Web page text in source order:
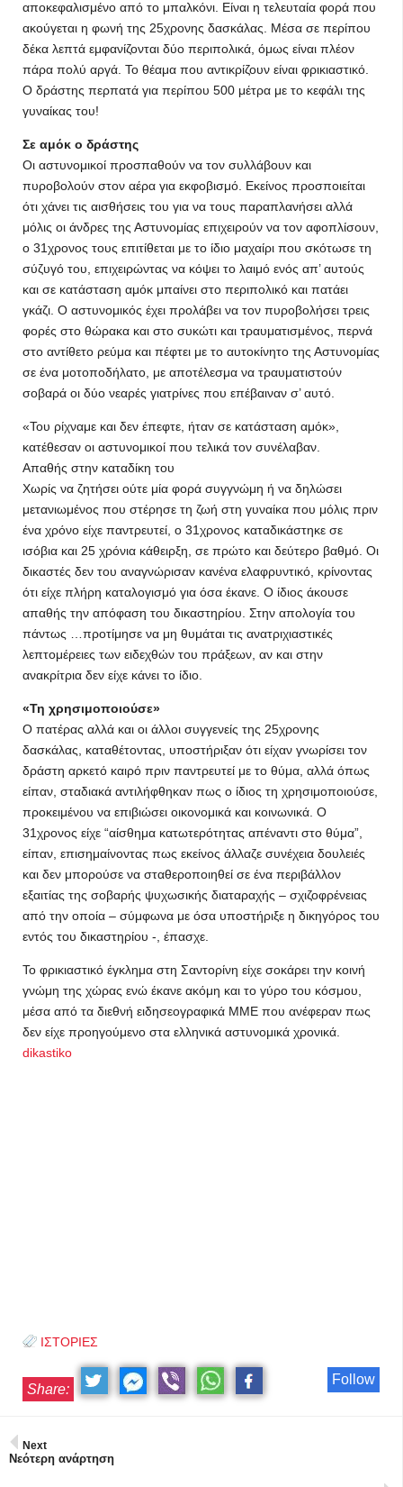
αποκεφαλισμένο από το μπαλκόνι. Είναι η τελευταία φορά που
ακούγεται η φωνή της 25χρονης δασκάλας. Μέσα σε περίπου
δέκα λεπτά εμφανίζονται δύο περιπολικά, όμως είναι πλέον
πάρα πολύ αργά. Το θέαμα που αντικρίζουν είναι φρικιαστικό.
Ο δράστης περπατά για περίπου 500 μέτρα με το κεφάλι της
γυναίκας του!
Σε αμόκ ο δράστης
Οι αστυνομικοί προσπαθούν να τον συλλάβουν και
πυροβολούν στον αέρα για εκφοβισμό. Εκείνος προσποιείται
ότι χάνει τις αισθήσεις του για να τους παραπλανήσει αλλά
μόλις οι άνδρες της Αστυνομίας επιχειρούν να τον αφοπλίσουν,
ο 31χρονος τους επιτίθεται με το ίδιο μαχαίρι που σκότωσε τη
σύζυγό του, επιχειρώντας να κόψει το λαιμό ενός απ’ αυτούς
και σε κατάσταση αμόκ μπαίνει στο περιπολικό και πατάει
γκάζι. Ο αστυνομικός έχει προλάβει να τον πυροβολήσει τρεις
φορές στο θώρακα και στο συκώτι και τραυματισμένος, περνά
στο αντίθετο ρεύμα και πέφτει με το αυτοκίνητο της Αστυνομίας
σε ένα μοτοποδήλατο, με αποτέλεσμα να τραυματιστούν
σοβαρά οι δύο νεαρές γιατρίνες που επέβαιναν σ’ αυτό.
«Του ρίχναμε και δεν έπεφτε, ήταν σε κατάσταση αμόκ»,
κατέθεσαν οι αστυνομικοί που τελικά τον συνέλαβαν.
Απαθής στην καταδίκη του
Χωρίς να ζητήσει ούτε μία φορά συγγνώμη ή να δηλώσει
μετανιωμένος που στέρησε τη ζωή στη γυναίκα που μόλις πριν
ένα χρόνο είχε παντρευτεί, ο 31χρονος καταδικάστηκε σε
ισόβια και 25 χρόνια κάθειρξη, σε πρώτο και δεύτερο βαθμό. Οι
δικαστές δεν του αναγνώρισαν κανένα ελαφρυντικό, κρίνοντας
ότι είχε πλήρη καταλογισμό για όσα έκανε. Ο ίδιος άκουσε
απαθής την απόφαση του δικαστηρίου. Στην απολογία του
πάντως …προτίμησε να μη θυμάται τις ανατριχιαστικές
λεπτομέρειες των ειδεχθών του πράξεων, αν και στην
ανακρίτρια δεν είχε κάνει το ίδιο.
«Τη χρησιμοποιούσε»
Ο πατέρας αλλά και οι άλλοι συγγενείς της 25χρονης
δασκάλας, καταθέτοντας, υποστήριξαν ότι είχαν γνωρίσει τον
δράστη αρκετό καιρό πριν παντρευτεί με το θύμα, αλλά όπως
είπαν, σταδιακά αντιλήφθηκαν πως ο ίδιος τη χρησιμοποιούσε,
προκειμένου να επιβιώσει οικονομικά και κοινωνικά. Ο
31χρονος είχε “αίσθημα κατωτερότητας απέναντι στο θύμα”,
είπαν, επισημαίνοντας πως εκείνος άλλαζε συνέχεια δουλειές
και δεν μπορούσε να σταθεροποιηθεί σε ένα περιβάλλον
εξαιτίας της σοβαρής ψυχωσικής διαταραχής – σχιζοφρένειας
από την οποία – σύμφωνα με όσα υποστήριξε η δικηγόρος του
εντός του δικαστηρίου -, έπασχε.
Το φρικιαστικό έγκλημα στη Σαντορίνη είχε σοκάρει την κοινή
γνώμη της χώρας ενώ έκανε ακόμη και το γύρο του κόσμου,
μέσα από τα διεθνή ειδησεογραφικά ΜΜΕ που ανέφεραν πως
δεν είχε προηγούμενο στα ελληνικά αστυνομικά χρονικά.
dikastiko
ΙΣΤΟΡΙΕΣ
Follow
Share:
Next
Νεότερη ανάρτηση